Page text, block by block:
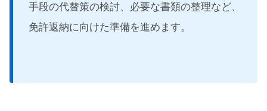
手段の代替策の検討、必要な書類の整理など、
免許返納に向けた準備を進めます。